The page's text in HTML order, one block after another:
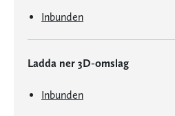
Inbunden
Ladda ner 3D-omslag
Inbunden